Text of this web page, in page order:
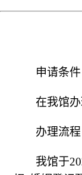
申请条件
在我馆
办理流程
我馆于